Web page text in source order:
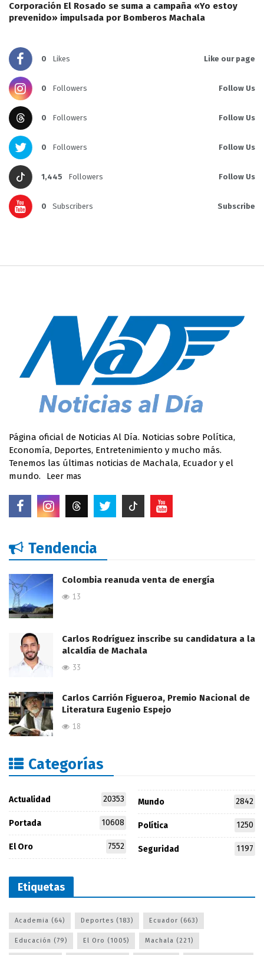
Corporación El Rosado se suma a campaña «Yo estoy
prevenido» impulsada por Bomberos Machala
0 Likes Like our page
0 Followers Follow Us
0 Followers Follow Us
0 Followers Follow Us
1,445 Followers Follow Us
0 Subscribers Subscribe
Página oficial de Noticias Al Día. Noticias sobre Política,
Economía, Deportes, Entretenimiento y mucho más.
Tenemos las últimas noticias de Machala, Ecuador y el
mundo.
Leer mas
Tendencia
Colombia reanuda venta de energía
13
Carlos Rodríguez inscribe su candidatura a la
alcaldía de Machala
33
Carlos Carrión Figueroa, Premio Nacional de
Literatura Eugenio Espejo
18
Categorías
Actualidad 20353
Portada 10608
El Oro 7552
Mundo 2842
Política 1250
Seguridad 1197
Etiquetas
Academia (64) Deportes (183) Ecuador (663)
Educación (79) El Oro (1005) Machala (221)